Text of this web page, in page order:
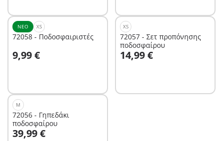
ΝΈΟ XS
72058 - Ποδοσφαιριστές
9,99 €
XS
72057 - Σετ προπόνησης
ποδοσφαίρου
14,99 €
Στο καλάθι
M
72056 - Γηπεδάκι
ποδοσφαίρου
39,99 €
Στο καλάθι